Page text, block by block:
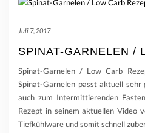
Juli 7, 2017
SPINAT-GARNELEN /
Spinat-Garnelen / Low Carb
Spinat-Garnelen passt aktuell
auch zum Intermittierenden
Rezept in seinem aktuellen Video
Tiefkühlware und somit schnell